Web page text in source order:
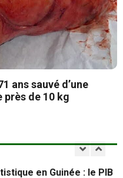
ans sauvé d’une
de 10 kg
Dioulasso : le taux
de 17,23 %
0
rend hommage
Noufé
en Guinée : le PIB